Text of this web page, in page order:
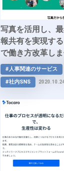
写真を活用し、
報共有を実現す
で働き方改革し
#人事関連のサービス
#社内SNS